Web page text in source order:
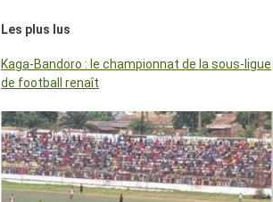
Les plus lus
Kaga-Bandoro : le championnat de la sous-ligue
de football renaît